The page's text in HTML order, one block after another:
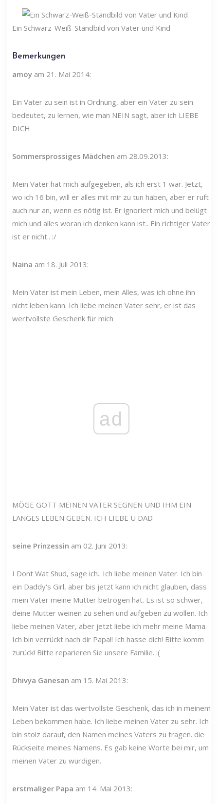
Ein Schwarz-Weiß-Standbild von Vater und Kind
Bemerkungen
amoy am 21. Mai 2014:
Ein Vater zu sein ist in Ordnung, aber ein Vater zu sein
bedeutet, zu lernen, wie man NEIN sagt, aber ich LIEBE
DICH
Sommersprossiges Mädchen am 28.09.2013:
Mein Vater hat mich aufgegeben, als ich erst 1 war. Jetzt,
wo ich 16 bin, will er alles mit mir zu tun haben, aber er ruft
auch nur an, wenn es nötig ist. Er ignoriert mich und belügt
mich und alles woran ich denken kann ist.. Ein richtiger Vater
ist er nicht.. :/
Naina am 18. Juli 2013:
Mein Vater ist mein Leben, mein Alles, was ich ohne ihn
nicht leben kann. Ich liebe meinen Vater sehr, er ist das
wertvollste Geschenk für mich
ad
MÖGE GOTT MEINEN VATER SEGNEN UND IHM EIN
LANGES LEBEN GEBEN. ICH LIEBE U DAD
seine Prinzessin am 02. Juni 2013:
I Dont Wat Shud, sage ich.. Ich liebe meinen Vater. Ich bin
ein Daddy's Girl, aber bis jetzt kann ich nicht glauben, dass
mein Vater meine Mutter betrogen hat. Es ist so schwer,
deine Mutter weinen zu sehen und aufgeben zu wollen. Ich
liebe meinen Vater, aber jetzt liebe ich mehr meine Mama.
Ich bin verrückt nach dir Papa!! Ich hasse dich! Bitte komm
zurück! Bitte reparieren Sie unsere Familie. :(
Dhivya Ganesan am 15. Mai 2013:
Mein Vater ist das wertvollste Geschenk, das ich in meinem
Leben bekommen habe. Ich liebe meinen Vater zu sehr. Ich
bin stolz darauf, den Namen meines Vaters zu tragen. die
Rückseite meines Namens. Es gab keine Worte bei mir, um
meinen Vater zu würdigen.
erstmaliger Papa am 14. Mai 2013: